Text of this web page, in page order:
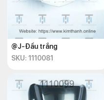
@J-Đầu trắng
SKU: 1110081